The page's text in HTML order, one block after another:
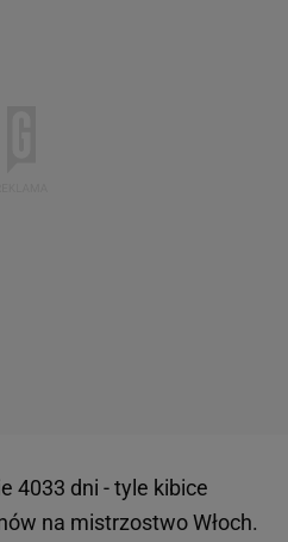
4033 dni - tyle kibice
na mistrzostwo Włoch.